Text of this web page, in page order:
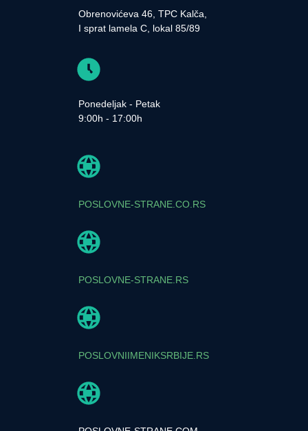
Obrenovićeva 46, TPC Kalča,
I sprat lamela C, lokal 85/89
Ponedeljak - Petak
9:00h - 17:00h
POSLOVNE-STRANE.CO.RS
POSLOVNE-STRANE.RS
POSLOVNIIMENIKSRBIJE.RS